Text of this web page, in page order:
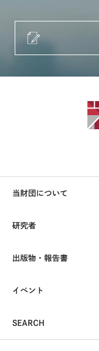
当財団について
研究者
出版物・報告書
イベント
SEARCH